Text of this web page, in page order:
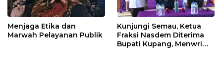
Menjaga Etika dan
Marwah Pelayanan Publik
Kunjungi Semau, Ketua
Fraksi Nasdem Diterima
Bupati Kupang, Menwrima